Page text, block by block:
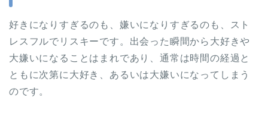
好きになりすぎるのも、嫌いになりすぎるのも、スト
レスフルでリスキーです。出会った瞬間から大好きや
大嫌いになることはまれであり、通常は時間の経過と
ともに次第に大好き、あるいは大嫌いになってしまう
のです。